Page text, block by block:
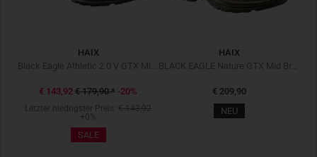
HAIX
Black Eagle Athletic 2.0 V GTX Mid Black Schwarz
€ 143,92 € 179,90* -20%
Letzter niedrigster Preis: € 143,92
+0%
SALE
HAIX
BLACK EAGLE Nature GTX Mid Braun
€ 209,90
NEU